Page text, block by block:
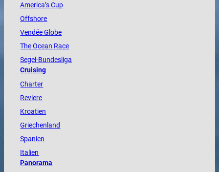
America’s Cup
Offshore
VendéeGlobe
TheOcean Race
Segel-Bundesliga
Cruising
Charter
Reviere
Kroatien
Griechenland
Spanien
Italien
Panorama